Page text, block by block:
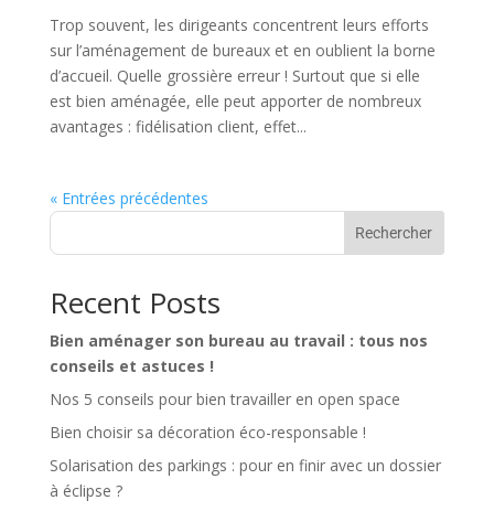
Trop souvent, les dirigeants concentrent leurs efforts
sur l’aménagement de bureaux et en oublient la borne
d’accueil. Quelle grossière erreur ! Surtout que si elle
est bien aménagée, elle peut apporter de nombreux
avantages : fidélisation client, effet...
« Entrées précédentes
Rechercher
Recent Posts
Bien aménager son bureau au travail : tous nos
conseils et astuces !
Nos 5 conseils pour bien travailler en open space
Bien choisir sa décoration éco-responsable !
Solarisation des parkings : pour en finir avec un dossier
à éclipse ?